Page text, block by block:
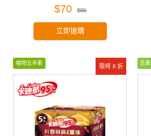
$70 $88
立即搶購
限時 8 折
植物五辛素 全素